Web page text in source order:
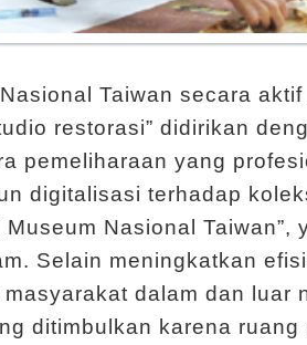
Taiwan secara
restorasi” didirikan
pemeliharaan yang
digitalisasi terhadap
Nasional
Selain meningkatkan
dalam dan
ditimbulkan karena